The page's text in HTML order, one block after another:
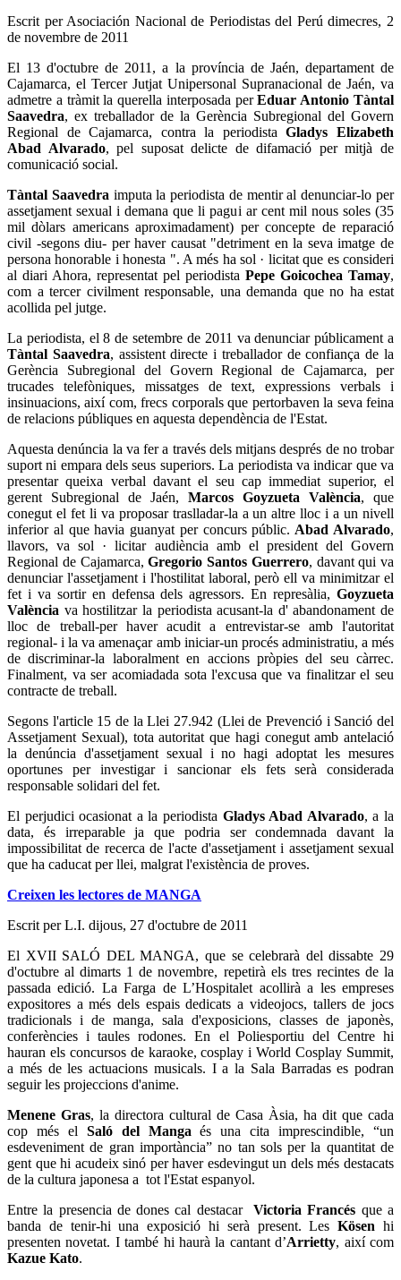
Escrit per Asociación Nacional de Periodistas del Perúdimecres, 2
de novembre de 2011
El 13 d'octubre de 2011, a la província de Jaén, departament de
Cajamarca, el Tercer Jutjat Unipersonal Supranacional de Jaén, va
admetre a tràmit la querella interposada perEduar Antonio Tàntal
Saavedra, ex treballador de la Gerència Subregional del Govern
Regional de Cajamarca, contra la periodistaGladys Elizabeth
Abad Alvarado, pel suposat delicte de difamació per mitjà de
comunicació social.
Tàntal Saavedra imputa la periodista de mentir al denunciar-lo per
assetjament sexual i demana que li pagui ar cent mil nous soles (35
mil dòlars americans aproximadament) per concepte de reparació
civil -segons diu- per haver causat "detriment en la seva imatge de
persona honorable i honesta ". A més ha sol · licitat que es consideri
al diari Ahora, representat pel periodista Pepe Goicochea Tamay,
com a tercer civilment responsable, una demanda que no ha estat
acollida pel jutge.
La periodista, el 8 de setembre de 2011 va denunciar públicament a
Tàntal Saavedra, assistent directe i treballador de confiança de la
Gerència Subregional del Govern Regional de Cajamarca, per
trucades telefòniques, missatges de text, expressions verbals i
insinuacions, així com, frecs corporals que pertorbaven la seva feina
de relacions públiques en aquesta dependència de l'Estat.
Aquesta denúncia la va fer a través dels mitjans després de no trobar
suport ni empara dels seus superiors. La periodista va indicar que va
presentar queixa verbal davant el seu cap immediat superior, el
gerent Subregional de Jaén, Marcos Goyzueta València, que
conegut el fet li va proposar traslladar-la a un altre lloc i a un nivell
inferior al que havia guanyat per concurs públic. Abad Alvarado,
llavors, va sol · licitar audiència amb el president del Govern
Regional de Cajamarca,Gregorio Santos Guerrero, davant qui va
denunciar l'assetjament i l'hostilitat laboral, però ell va minimitzar el
fet i va sortir en defensa dels agressors. En represàlia, Goyzueta
València va hostilitzar la periodista acusant-la d' abandonament de
lloc de treball-per haver acudit a entrevistar-se amb l'autoritat
regional- i la va amenaçar amb iniciar-un procés administratiu, a més
de discriminar-la laboralment en accions pròpies del seu càrrec.
Finalment, va ser acomiadada sota l'excusa que va finalitzar el seu
contracte de treball.
Segons l'article 15 de la Llei 27.942 (Llei de Prevenció i Sanció del
Assetjament Sexual), tota autoritat que hagi conegut amb antelació
la denúncia d'assetjament sexual i no hagi adoptat les mesures
oportunes per investigar i sancionar els fets serà considerada
responsable solidari del fet.
El perjudici ocasionat a la periodista Gladys Abad Alvarado, a la
data, és irreparable ja que podria ser condemnada davant la
impossibilitat de recerca de l'acte d'assetjament i assetjament sexual
que ha caducat per llei, malgrat l'existència de proves.
Creixen les lectores de MANGA
Escrit per L.I. dijous, 27 d'octubre de 2011
El XVII SALÓ DEL MANGA, que se celebrarà del dissabte 29
d'octubre al dimarts 1 de novembre, repetirà els tres recintes de la
passada edició. La Farga de L’Hospitalet acollirà a les empreses
expositores a més dels espais dedicats a videojocs, tallers de jocs
tradicionals i de manga, sala d'exposicions, classes de japonès,
conferències i taules rodones. En el Poliesportiu del Centre hi
hauran els concursos de karaoke, cosplay i World Cosplay Summit,
a més de les actuacions musicals. I a la Sala Barradas es podran
seguir les projeccions d'anime.
Menene Gras, la directora cultural de Casa Àsia, ha dit que cada
cop més el Saló del Mangaés una cita imprescindible, “un
esdeveniment de gran importància” no tan sols per la quantitat de
gent que hi acudeix sinó per haver esdevingut un dels més destacats
de la cultura japonesa a tot l'Estat espanyol.
Entre la presencia de dones cal destacarVictoria Francés que a
banda de tenir-hi una exposició hi serà present. LesKösen hi
presenten novetat. I també hi haurà la cantant d’Arrietty, així com
Kazue Kato.